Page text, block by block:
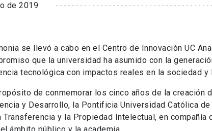
de 2019
se llevó a cabo en el Centro de Innovación UC
que la universidad ha asumido con la
tecnológica con impactos reales en la sociedad y
de conmemorar los cinco años de la creación
y Desarrollo, la Pontificia Universidad Católica
Transferencia y la Propiedad Intelectual, en